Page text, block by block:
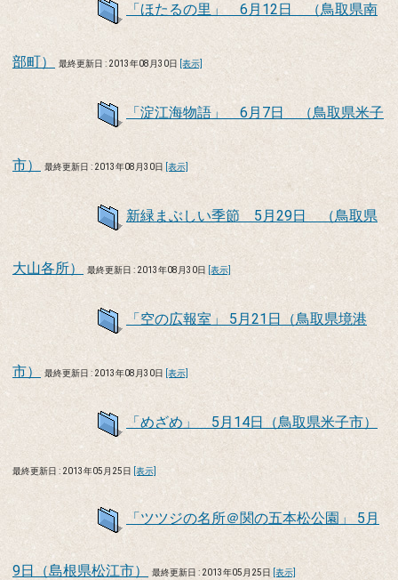
「ほたるの里」 6月12日 （鳥取県南
部町） 最終更新日 : 2013年08月30日 [表示]
「淀江海物語」 6月7日 （鳥取県米子
市） 最終更新日 : 2013年08月30日 [表示]
新緑まぶしい季節 5月29日 （鳥取県
大山各所） 最終更新日 : 2013年08月30日 [表示]
「空の広報室」 5月21日（鳥取県境港
市） 最終更新日 : 2013年08月30日 [表示]
「めざめ」 5月14日（鳥取県米子市）
最終更新日 : 2013年05月25日 [表示]
「ツツジの名所＠関の五本松公園」 5月
9日（島根県松江市） 最終更新日 : 2013年05月25日 [表示]